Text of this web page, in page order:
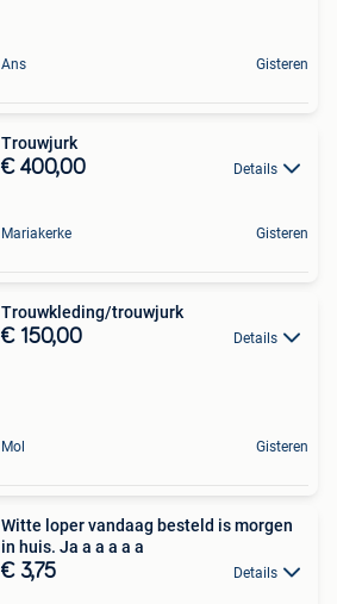
Ans Gisteren
Trouwjurk
€ 400,00 Details
Mariakerke Gisteren
Trouwkleding/trouwjurk
€ 150,00 Details
Mol Gisteren
Witte loper vandaag besteld is morgen
in huis. Ja a a a a a
€ 3,75 Details